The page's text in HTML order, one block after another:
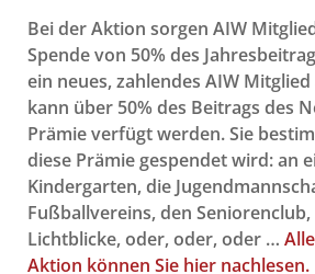
Bei der Aktion sorgen AIW
Spende von 50% des
ein neues, zahlendes AIW
kann über 50% des Beitrags des
Prämie verfügt werden.Sie
diese Prämie gespendet wird: an
Kindergarten, die
Fußballvereins, den
Lichtblicke, oder, oder, oder …
Aktion können Sie hier nachlesen.